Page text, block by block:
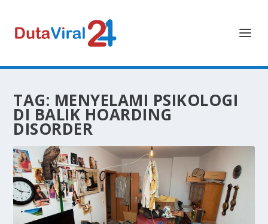
TAG: MENYELAMI PSIKOLOGI
DI BALIK HOARDING
DISORDER